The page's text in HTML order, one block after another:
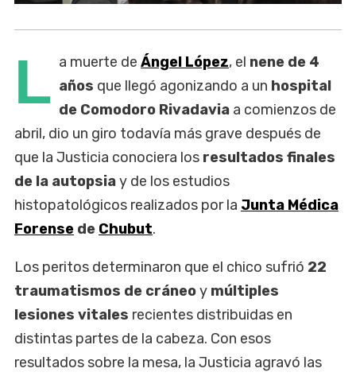
L a muerte de Ángel López, el nene de 4
años que llegó agonizando a un hospital
de Comodoro Rivadavia a comienzos de
abril, dio un giro todavía más grave después de
que la Justicia conociera los resultados finales
de la autopsiay de los estudios
histopatológicos realizados por la Junta Médica
Forense de Chubut.
Los peritos determinaron que el chico sufrió 22
traumatismos de cráneoy múltiples
lesiones vitales recientes distribuidas en
distintas partes de la cabeza. Con esos
resultados sobre la mesa, la Justicia agravó las